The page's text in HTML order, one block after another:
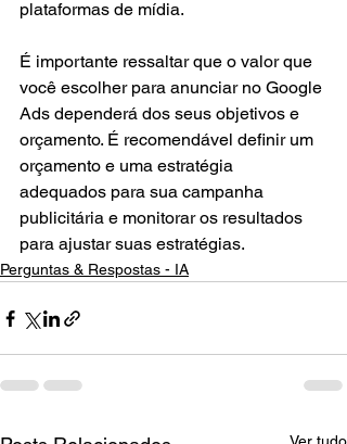
plataformas de mídia.
É importante ressaltar que o valor que
você escolher para anunciar no Google
Ads dependerá dos seus objetivos e
orçamento. É recomendável definir um
orçamento e uma estratégia
adequados para sua campanha
publicitária e monitorar os resultados
para ajustar suas estratégias.
Perguntas & Respostas - IA